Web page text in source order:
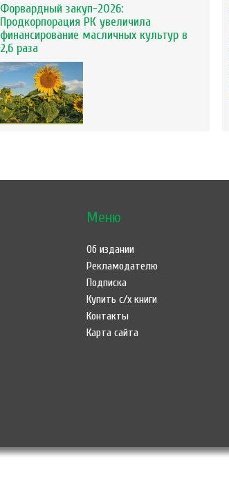
Форвардный закуп-2026:
Продкорпорация РК увеличила
финансирование масличных культур в
2,6 раза
Меню
Об издании
Рекламодателю
Подписка
Купить с/х книги
Контакты
Карта сайта